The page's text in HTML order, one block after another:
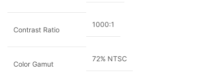
Contrast Ratio
1000:1
Color Gamut
72% NTSC